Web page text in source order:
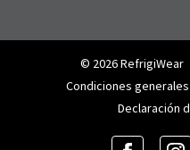
© 2026 RefrigiWear
Condiciones generales
Declaración